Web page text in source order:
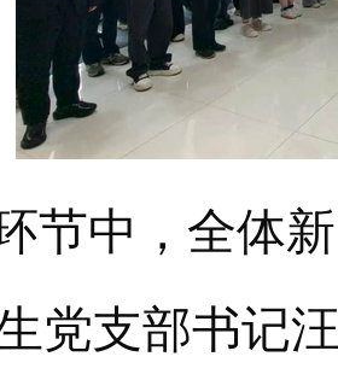
节中 ，全体
党支部书记